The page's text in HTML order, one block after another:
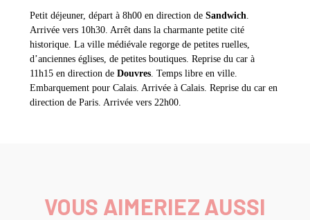
Petit déjeuner, départ à 8h00 en direction de Sandwich
Arrivée vers 10h30. Arrêt dans la charmante petite cité
historique. La ville médiévale regorge de petites ruelles,
d’anciennes églises, de petites boutiques. Reprise du car à
11h15 en direction de Douvres . Temps libre en ville.
Embarquement pour Calais. Arrivée à Calais. Reprise du car en
direction de Paris. Arrivée vers 22h00.
VOUS AIMERIEZ AUSSI